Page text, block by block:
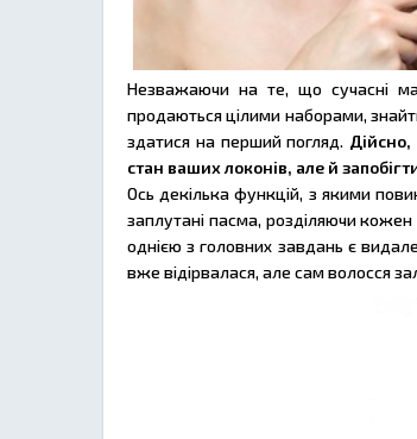
Незважаючи на те, що сучасні
продаються цілими наборами,
здатися на перший погляд.
стан ваших локонів, але й
Ось декілька функцій, з якими
заплутані пасма, розділяючи
однією з головних завдань є
вже відірвалася, але сам волосся